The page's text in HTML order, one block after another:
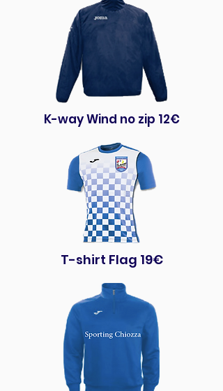
K-way Wind no zip 12€
T-shirt Flag 19€